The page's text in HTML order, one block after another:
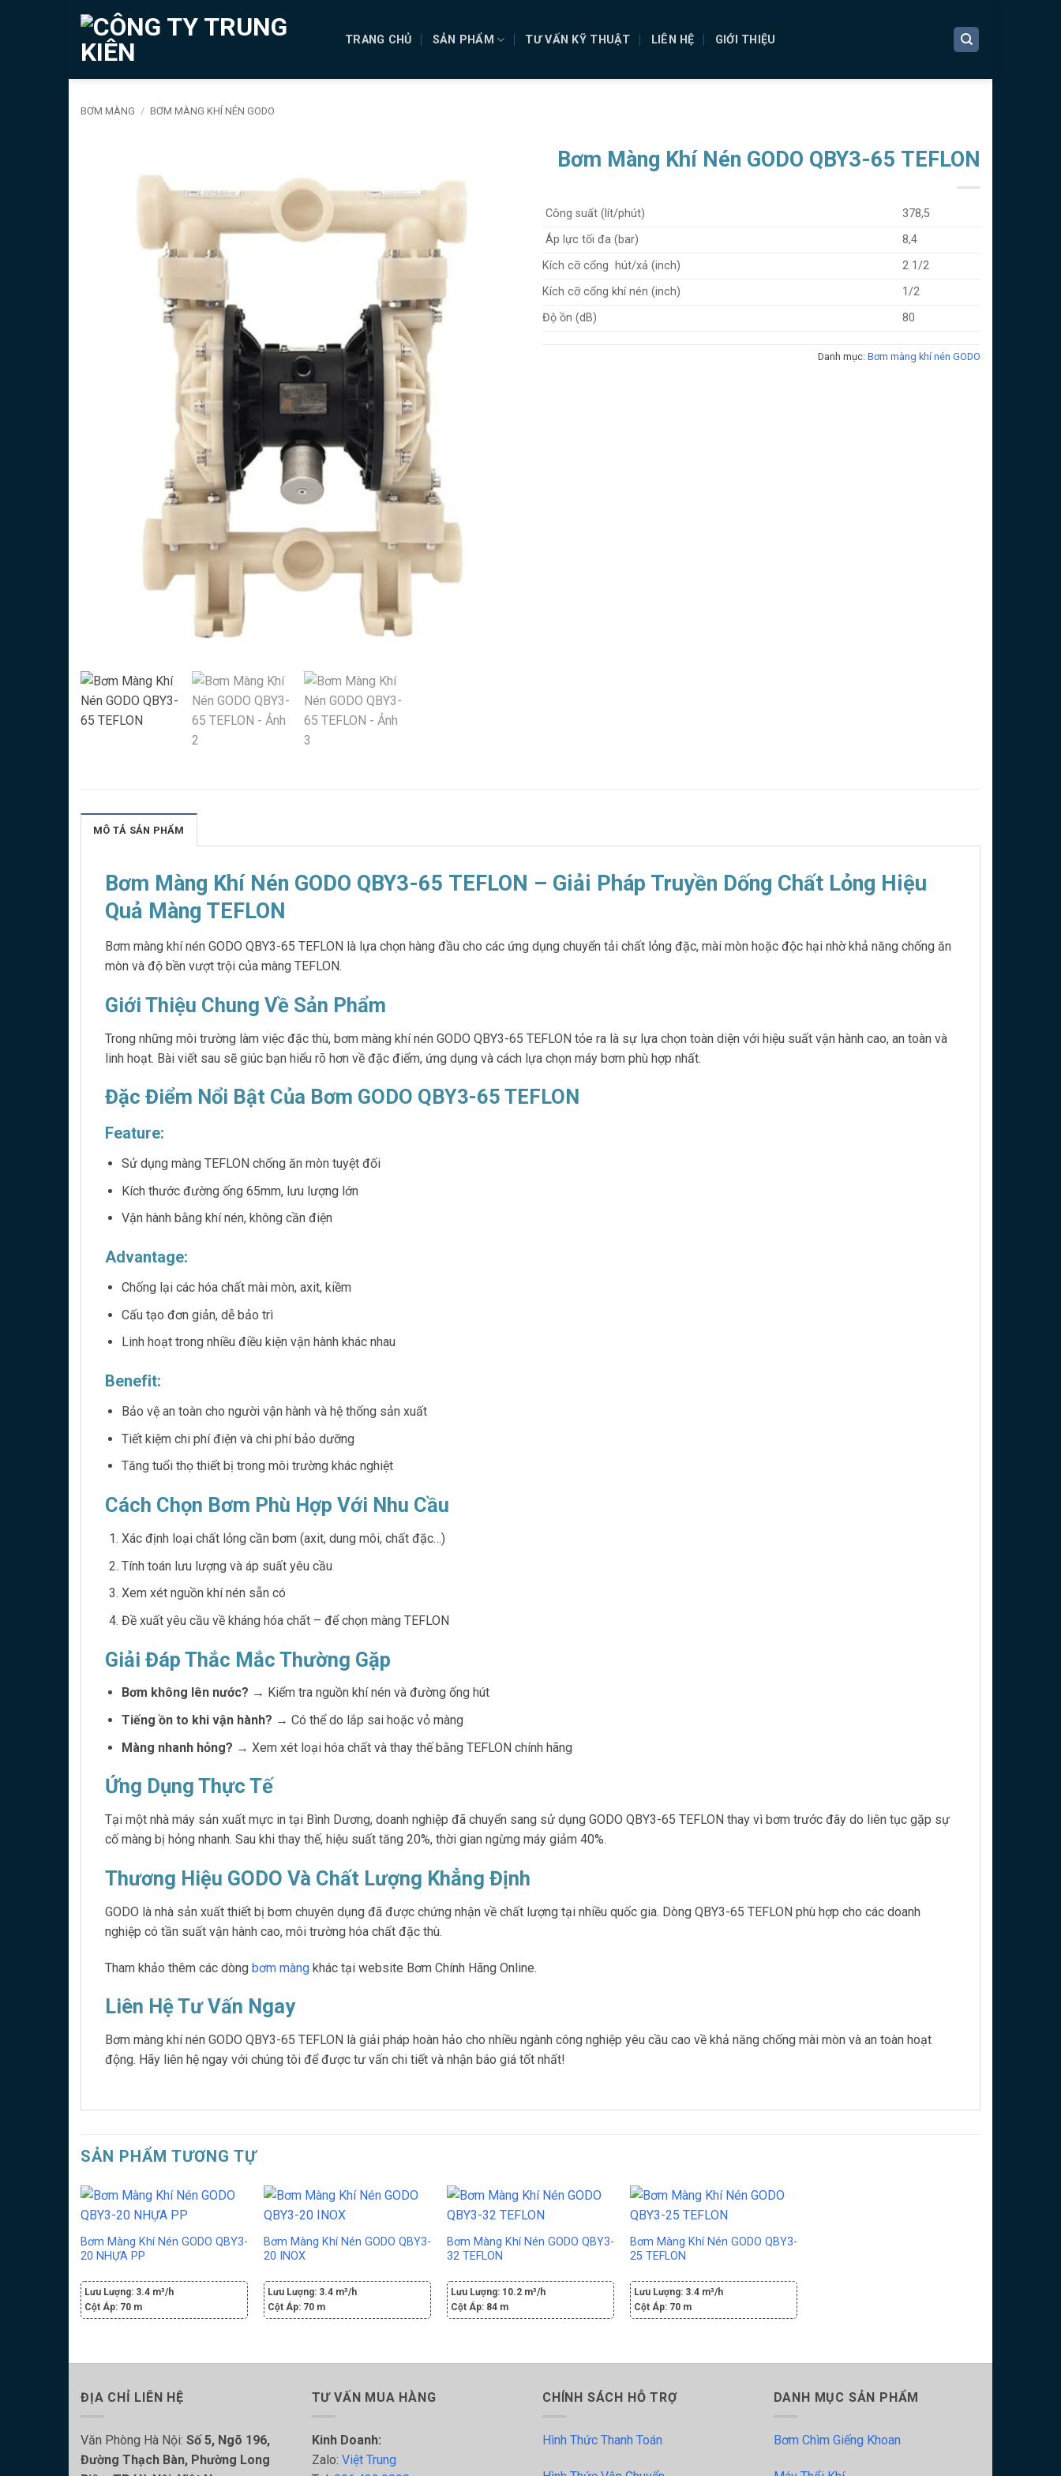
qua
nội
TRANG CHỦ SẢN PHẨM TƯ VẤN KỸ THUẬT LIÊN HỆ GIỚI THIỆU
BƠM MÀNG / BƠM MÀNG KHÍ NÉN GODO
Bơm Màng Khí Nén GODO QBY3-65 TEFLON
Công suất (lít/phút)
378,5
Áp lực tối đa (bar)
8,4
Kích cỡ cổng hút/xả (inch)
2 1/2
Kích cỡ cổng khí nén (inch)
1/2
Độ ồn (dB)
80
Danh mục: Bơm màng khí nén GODO
MÔ TẢ SẢN PHẨM
Bơm Màng Khí Nén GODO QBY3-65 TEFLON – Giải Pháp Truyền Dống Chất Lỏng Hiệu
Quả Màng TEFLON
Bơm màng khí nén GODO QBY3-65 TEFLON là lựa chọn hàng đầu cho các ứng dụng chuyển tải chất lỏng đặc, mài mòn hoặc độc hại nhờ khả năng chống ăn
mòn và độ bền vượt trội của màng TEFLON.
Giới Thiệu Chung Về Sản Phẩm
Trong những môi trường làm việc đặc thù, bơm màng khí nén GODO QBY3-65 TEFLON tỏe ra là sự lựa chọn toàn diện với hiệu suất vận hành cao, an toàn và
linh hoạt. Bài viết sau sẽ giúc bạn hiểu rõ hơn về đặc điểm, ứng dụng và cách lựa chọn máy bơm phù hợp nhất.
Đặc Điểm Nổi Bật Của Bơm GODO QBY3-65 TEFLON
Feature:
Sử dụng màng TEFLON chống ăn mòn tuyệt đối
Kích thước đường ống 65mm, lưu lượng lớn
Vận hành bằng khí nén, không cần điện
Advantage:
Chống lại các hóa chất mài mòn, axit, kiềm
Cấu tạo đơn giản, dễ bảo trì
Linh hoạt trong nhiều điều kiện vận hành khác nhau
Benefit:
Bảo vệ an toàn cho người vận hành và hệ thống sản xuất
Tiết kiệm chi phí điện và chi phí bảo dưỡng
Tăng tuổi thọ thiết bị trong môi trường khác nghiệt
Cách Chọn Bơm Phù Hợp Với Nhu Cầu
Xác định loại chất lỏng cần bơm (axit, dung môi, chất đặc…)
Tính toán lưu lượng và áp suất yêu cầu
Xem xét nguồn khí nén sẵn có
Đề xuất yêu cầu về kháng hóa chất – để chọn màng TEFLON
Giải Đáp Thắc Mắc Thường Gặp
Bơm không lên nước? → Kiểm tra nguồn khí nén và đường ống hút
Tiếng ồn to khi vận hành? → Có thể do lắp sai hoặc vỏ màng
Màng nhanh hỏng? → Xem xét loại hóa chất và thay thế bằng TEFLON chính hãng
Ứng Dụng Thực Tế
Tại một nhà máy sản xuất mực in tại Bình Dương, doanh nghiệp đã chuyển sang sử dụng GODO QBY3-65 TEFLON thay vì bơm trước đây do liên tục gặp sự
cố màng bị hỏng nhanh. Sau khi thay thế, hiệu suất tăng 20%, thời gian ngừng máy giảm 40%.
Thương Hiệu GODO Và Chất Lượng Khẳng Định
GODO là nhà sản xuất thiết bị bơm chuyên dụng đã được chứng nhận về chất lượng tại nhiều quốc gia. Dòng QBY3-65 TEFLON phù hợp cho các doanh
nghiệp có tần suất vận hành cao, môi trường hóa chất đặc thù.
Tham khảo thêm các dòng bơm màng khác tại website Bơm Chính Hãng Online.
Liên Hệ Tư Vấn Ngay
Bơm màng khí nén GODO QBY3-65 TEFLON là giải pháp hoàn hảo cho nhiều ngành công nghiệp yêu cầu cao về khả năng chống mài mòn và an toàn hoạt
động. Hãy liên hệ ngay với chúng tôi để được tư vấn chi tiết và nhận báo giá tốt nhất!
SẢN PHẨM TƯƠNG TỰ
Bơm Màng Khí Nén GODO QBY3-
20 NHỰA PP
Lưu Lượng: 3.4 m³/h
Cột Áp: 70 m
Bơm Màng Khí Nén GODO QBY3-
20 INOX
Lưu Lượng: 3.4 m³/h
Cột Áp: 70 m
Bơm Màng Khí Nén GODO QBY3-
32 TEFLON
Lưu Lượng: 10.2 m³/h
Cột Áp: 84 m
Bơm Màng Khí Nén GODO QBY3-
25 TEFLON
Lưu Lượng: 3.4 m³/h
Cột Áp: 70 m
ĐỊA CHỈ LIÊN HỆ
Văn Phòng Hà Nội: Số 5, Ngõ 196,
Đường Thạch Bàn, Phường Long
TƯ VẤN MUA HÀNG
Kinh Doanh:
Zalo: Việt Trung
CHÍNH SÁCH HỖ TRỢ
Hình Thức Thanh Toán
DANH MỤC SẢN PHẨM
Bơm Chìm Giếng Khoan